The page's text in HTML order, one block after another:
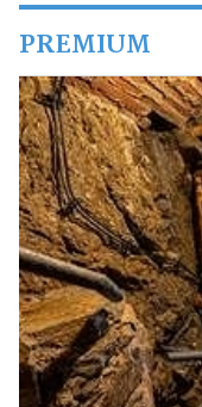
PREMIUM